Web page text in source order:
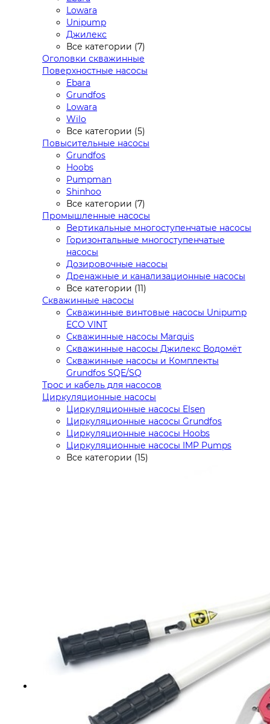
Lowara
Unipump
Джилекс
Все категории (7)
Оголовки скважинные
Поверхностные насосы
Ebara
Grundfos
Lowara
Wilo
Все категории (5)
Повысительные насосы
Grundfos
Hoobs
Pumpman
Shinhoo
Все категории (7)
Промышленные насосы
Вертикальные многоступенчатые насосы
Горизонтальные многоступенчатые
насосы
Дозировочные насосы
Дренажные и канализационные насосы
Все категории (11)
Скважинные насосы
Скважинные винтовые насосы Unipump
ECO VINT
Скважинные насосы Marquis
Скважинные насосы Джилекс Водомёт
Скважинные насосы и Комплекты
Grundfos SQE/SQ
Трос и кабель для насосов
Циркуляционные насосы
Циркуляционные насосы Elsen
Циркуляционные насосы Grundfos
Циркуляционные насосы Hoobs
Циркуляционные насосы IMP Pumps
Все категории (15)